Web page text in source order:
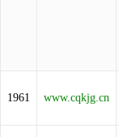
1961 www.cqkjg.cn